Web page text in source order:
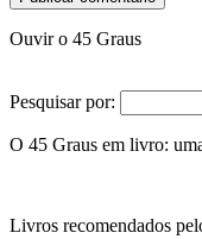
Ouvir o 45 Graus
Pesquisar por:
O 45 Graus em livro:
Livros recomendados